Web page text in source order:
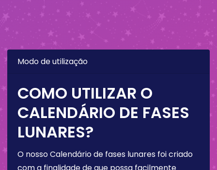
Modo de utilização
COMO UTILIZAR O
CALENDÁRIO DE FASES
LUNARES?
O nosso Calendário de fases lunares foi criado